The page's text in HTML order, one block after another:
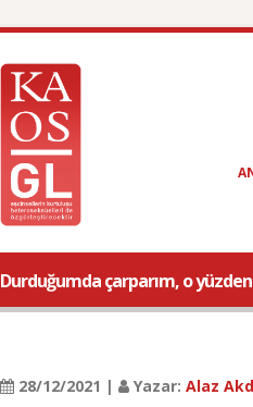
Durduğumda çarparım, o
28/12/2021 | Yazar: Alaz